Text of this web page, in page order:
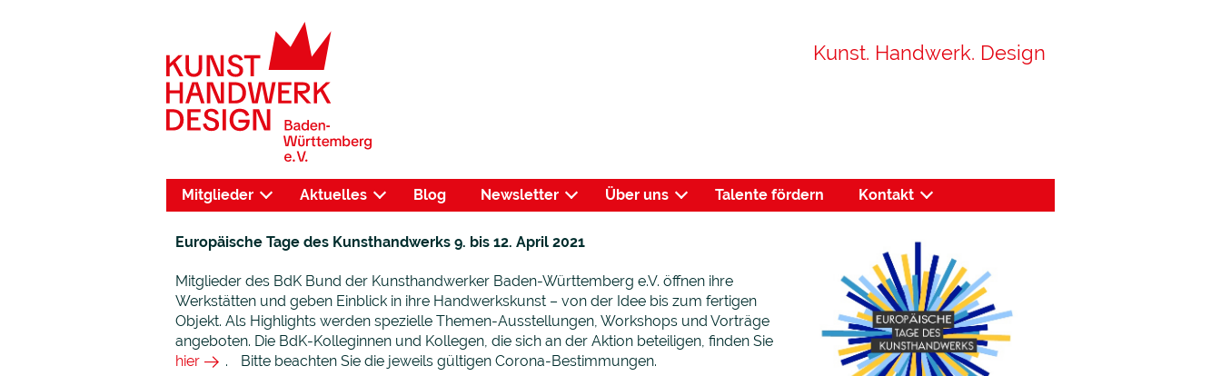
Kunst. Handwerk. Design
Mitglieder Aktuelles Blog Newsletter Über uns Talente fördern Kontakt
Europäische Tage des Kunsthandwerks 9. bis 12. April 2021
Mitglieder des BdK Bund der Kunsthandwerker Baden-Württemberg e.V. öffnen ihre
Werkstätten und geben Einblick in ihre Handwerkskunst – von der Idee bis zum fertigen
Objekt. Als Highlights werden spezielle Themen-Ausstellungen, Workshops und Vorträge
angeboten. Die BdK-Kolleginnen und Kollegen, die sich an der Aktion beteiligen, finden Sie
hier
. Bitte beachten Sie die jeweils gültigen Corona-Bestimmungen.